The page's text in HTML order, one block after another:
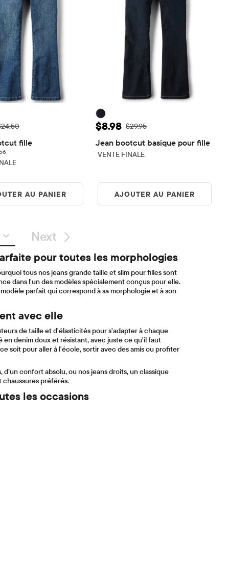
$7.20
​​d'origine: $24.50
fille
56 reviews
AU PANIER
Prix ​​de vente: $8.98
$8.98 Prix ​​d'origine: $29.95
$29.95
Jean bootcut basique pour fille
VENTE FINALE
AJOUTER AU PANIER
Next
pour toutes les morphologies
tous nos jeans grande taille et slim pour filles sont
dans l'un des modèles spécialement conçus pour elle.
parfait qui correspond à sa morphologie et à son
avec elle
de taille et d'élasticités pour s'adapter à chaque
denim doux et résistant, avec juste ce qu'il faut
soit pour aller à l'école, sortir avec des amis ou profiter
confort absolu, ou nos jeans droits, un classique
chaussures préférés.
les occasions